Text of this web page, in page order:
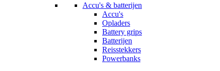
Accu's & batterijen
Accu's
Opladers
Battery grips
Batterijen
Reisstekkers
Powerbanks